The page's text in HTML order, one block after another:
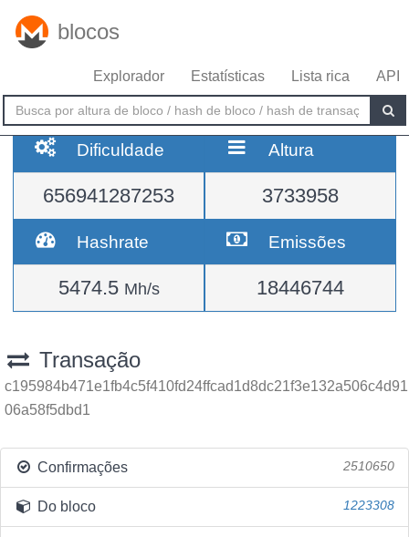
blocos
Explorador Estatísticas Lista rica API
Dificuldade
656941287253
Altura
3733958
Hashrate
5474.5 Mh/s
Emissões
18446744
Transação
c195984b471e1fb4c5f410fd24ffcad1d8dc21f3e132a506c4d91
06a58f5dbd1
Confirmações 2510650
Do bloco 1223308